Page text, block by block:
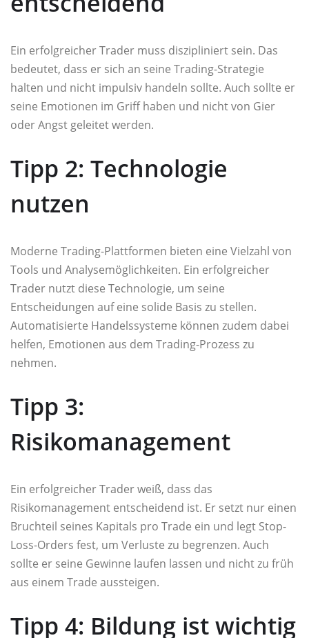
Ein erfolgreicher Trader muss diszipliniert sein. Das
bedeutet, dass er sich an seine Trading-Strategie
halten und nicht impulsiv handeln sollte. Auch sollte er
seine Emotionen im Griff haben und nicht von Gier
oder Angst geleitet werden.
Tipp 2: Technologie
nutzen
Moderne Trading-Plattformen bieten eine Vielzahl von
Tools und Analysemöglichkeiten. Ein erfolgreicher
Trader nutzt diese Technologie, um seine
Entscheidungen auf eine solide Basis zu stellen.
Automatisierte Handelssysteme können zudem dabei
helfen, Emotionen aus dem Trading-Prozess zu
nehmen.
Tipp 3:
Risikomanagement
Ein erfolgreicher Trader weiß, dass das
Risikomanagement entscheidend ist. Er setzt nur einen
Bruchteil seines Kapitals pro Trade ein und legt Stop-
Loss-Orders fest, um Verluste zu begrenzen. Auch
sollte er seine Gewinne laufen lassen und nicht zu früh
aus einem Trade aussteigen.
Tipp 4: Bildung ist wichtig